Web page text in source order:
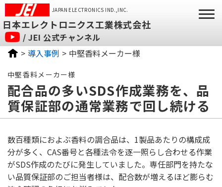
JAPAN ELECTRONICS IND.,INC.
日本エレクトロニクス工業株式会社
/ JEI 公式チャンネル
導入事例
中堅香料メーカー様
中堅香料メーカー様
配合品の多いSDS作成業務を、品
質保証部の通常業務で回し続ける
数百種類におよぶ香料の調合品は、1製品あたりの構成成
分が多く、CAS番号と各種法令を逐一照らし合わせる作業
がSDS作成のたびに発生していました。専任部門を持たな
い品質保証部のご担当者様は、配合数が増えるほど膨らむ